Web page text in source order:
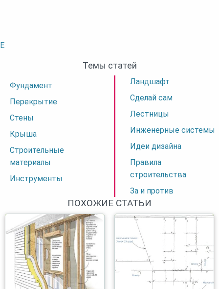
E
Темы статей
Фундамент
Перекрытие
Стены
Крыша
Строительные
материалы
Инструменты
Ландшафт
Сделай сам
Лестницы
Инженерные системы
Идеи дизайна
Правила
строительства
За и против
ПОХОЖИЕ СТАТЬИ